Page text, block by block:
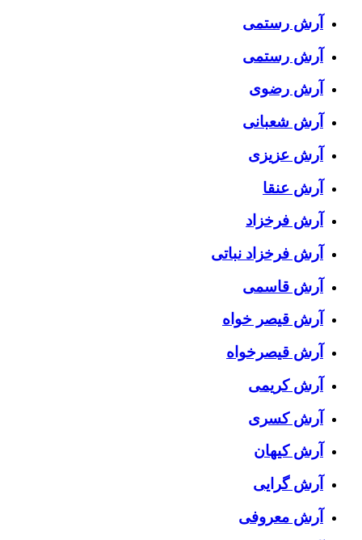
آرش رستمى
آرش رستمی
آرش رضوی
آرش شعبانی
آرش عزیزی
آرش عنقا
آرش فرخزاد
آرش فرخزاد نباتی
آرش قاسمی
آرش قیصر خواه
آرش قیصرخواه
آرش کریمی
آرش کسری
آرش کیهان
آرش گرایی
آرش معروفی